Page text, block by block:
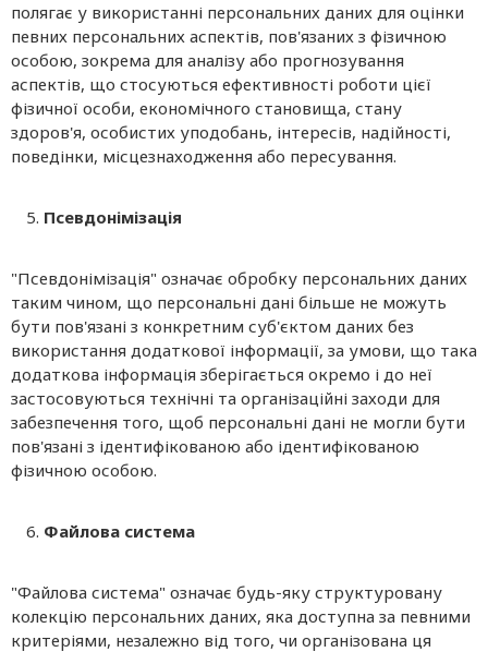
полягає у використанні персональних даних для оцінки
певних персональних аспектів, пов'язаних з фізичною
особою, зокрема для аналізу або прогнозування
аспектів, що стосуються ефективності роботи цієї
фізичної особи, економічного становища, стану
здоров'я, особистих уподобань, інтересів, надійності,
поведінки, місцезнаходження або пересування.
Псевдонімізація
"Псевдонімізація" означає обробку персональних даних
таким чином, що персональні дані більше не можуть
бути пов'язані з конкретним суб'єктом даних без
використання додаткової інформації, за умови, що така
додаткова інформація зберігається окремо і до неї
застосовуються технічні та організаційні заходи для
забезпечення того, щоб персональні дані не могли бути
пов'язані з ідентифікованою або ідентифікованою
фізичною особою.
Файлова система
"Файлова система" означає будь-яку структуровану
колекцію персональних даних, яка доступна за певними
критеріями, незалежно від того, чи організована ця